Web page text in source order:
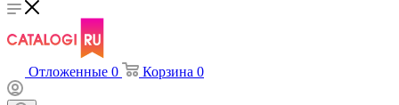
Отложенные 0 Корзина 0